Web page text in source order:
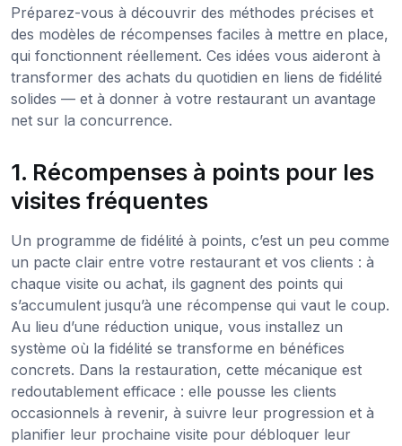
Préparez-vous à découvrir des méthodes précises et
des modèles de récompenses faciles à mettre en place,
qui fonctionnent réellement. Ces idées vous aideront à
transformer des achats du quotidien en liens de fidélité
solides — et à donner à votre restaurant un avantage
net sur la concurrence.
1. Récompenses à points pour les
visites fréquentes
Un programme de fidélité à points, c’est un peu comme
un pacte clair entre votre restaurant et vos clients : à
chaque visite ou achat, ils gagnent des points qui
s’accumulent jusqu’à une récompense qui vaut le coup.
Au lieu d’une réduction unique, vous installez un
système où la fidélité se transforme en bénéfices
concrets. Dans la restauration, cette mécanique est
redoutablement efficace : elle pousse les clients
occasionnels à revenir, à suivre leur progression et à
planifier leur prochaine visite pour débloquer leur